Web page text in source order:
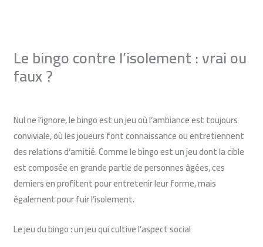
Le bingo contre l’isolement : vrai ou
faux ?
Nul ne l’ignore, lebingo est un jeu où l’ambiance est toujours
conviviale, où les joueurs font connaissance ou entretiennent
des relations d’amitié. Comme le bingo est un jeu dont la cible
est composée en grande partie de personnes âgées, ces
derniers en profitent pour entretenir leur forme, mais
également pour fuir l’isolement.
Le jeu du bingo : un jeu qui cultive l’aspect social